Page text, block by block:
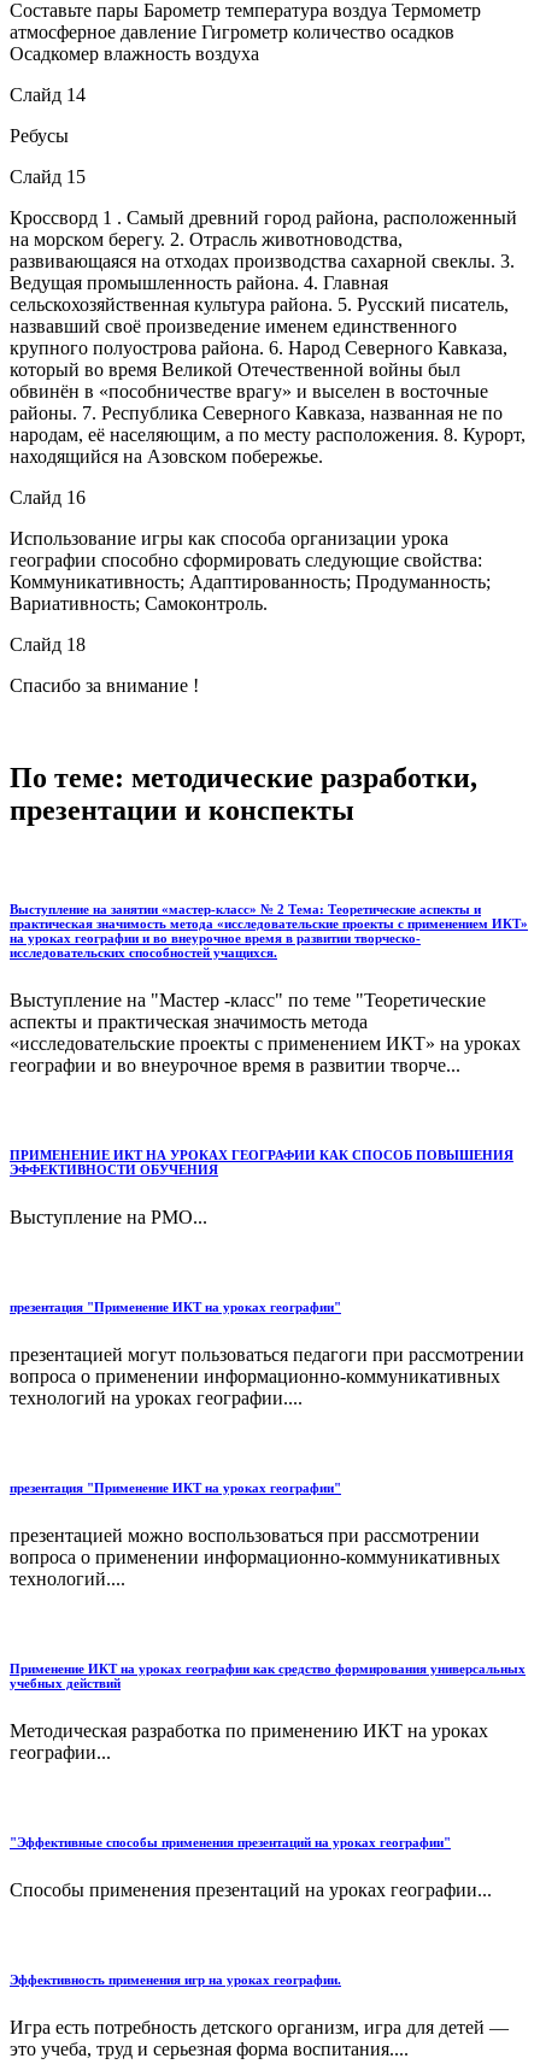
Составьте пары Барометр температура воздуа Термометр
атмосферное давление Гигрометр количество осадков
Осадкомер влажность воздуха
Слайд 14
Ребусы
Слайд 15
Кроссворд 1 . Самый древний город района, расположенный
на морском берегу. 2. Отрасль животноводства,
развивающаяся на отходах производства сахарной свеклы. 3.
Ведущая промышленность района. 4. Главная
сельскохозяйственная культура района. 5. Русский писатель,
назвавший своё произведение именем единственного
крупного полуострова района. 6. Народ Северного Кавказа,
который во время Великой Отечественной войны был
обвинён в «пособничестве врагу» и выселен в восточные
районы. 7. Республика Северного Кавказа, названная не по
народам, её населяющим, а по месту расположения. 8. Курорт,
находящийся на Азовском побережье.
Слайд 16
Использование игры как способа организации урока
географии способно сформировать следующие свойства:
Коммуникативность; Адаптированность; Продуманность;
Вариативность; Самоконтроль.
Слайд 18
Спасибо за внимание !
По теме: методические разработки,
презентации и конспекты
Выступление на занятии «мастер-класс» № 2 Тема: Теоретические аспекты и
практическая значимость метода «исследовательские проекты с применением ИКТ»
на уроках географии и во внеурочное время в развитии творческо-
исследовательских способностей учащихся.
Выступление на "Мастер -класс" по теме "Теоретические
аспекты и практическая значимость метода
«исследовательские проекты с применением ИКТ» на уроках
географии и во внеурочное время в развитии творче...
ПРИМЕНЕНИЕ ИКТ НА УРОКАХ ГЕОГРАФИИ КАК СПОСОБ ПОВЫШЕНИЯ
ЭФФЕКТИВНОСТИ ОБУЧЕНИЯ
Выступление на РМО...
презентация "Применение ИКТ на уроках географии"
презентацией могут пользоваться педагоги при рассмотрении
вопроса о применении информационно-коммуникативных
технологий на уроках географии....
презентация "Применение ИКТ на уроках географии"
презентацией можно воспользоваться при рассмотрении
вопроса о применении информационно-коммуникативных
технологий....
Применение ИКТ на уроках географии как средство формирования универсальных
учебных действий
Методическая разработка по применению ИКТ на уроках
географии...
"Эффективные способы применения презентаций на уроках географии"
Способы применения презентаций на уроках географии...
Эффективность применения игр на уроках географии.
Игра есть потребность детского организм, игра для детей —
это учеба, труд и серьезная форма воспитания....